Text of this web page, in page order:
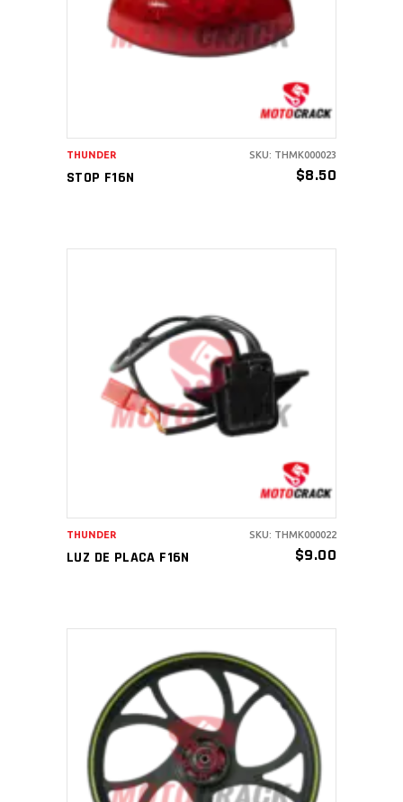
AÑADIR AL CARRITO
STOP F16N $8.50
THUNDER SKU: THMK000023
AÑADIR AL CARRITO
LUZ DE PLACA F16N $9.00
THUNDER SKU: THMK000022
AÑADIR AL CARRITO